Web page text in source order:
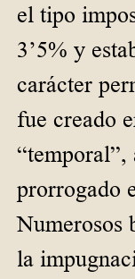
el tipo
3’5% y
carácter
fue creado
“temporal”,
prorrogado
Numerosos
la